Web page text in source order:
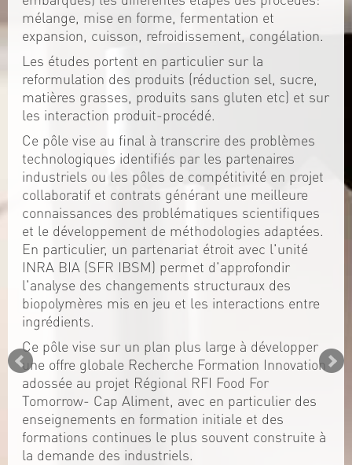
mélange, mise en forme, fermentation et
expansion, cuisson, refroidissement, congélation.
Les études portent en particulier sur la
reformulation des produits (réduction sel, sucre,
matières grasses, produits sans gluten etc) et sur
les interaction produit-procédé.
Ce pôle vise au final à transcrire des problèmes
technologiques identifiés par les partenaires
industriels ou les pôles de compétitivité en projet
collaboratif et contrats générant une meilleure
connaissances des problématiques scientifiques
et le développement de méthodologies adaptées.
En particulier, un partenariat étroit avec l'unité
INRA BIA (SFR IBSM) permet d'approfondir
l'analyse des changements structuraux des
biopolymères mis en jeu et les interactions entre
ingrédients.
Ce pôle vise sur un plan plus large à développer
une offre globale Recherche Formation Innovation
adossée au projet Régional RFI Food For
Tomorrow- Cap Aliment, avec en particulier des
enseignements en formation initiale et des
formations continues le plus souvent construite à
la demande des industriels.